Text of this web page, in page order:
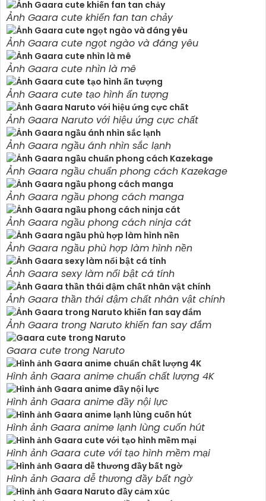
Ảnh Gaara cute khiến fan tan chảy
Ảnh Gaara cute ngọt ngào và đáng yêu
Ảnh Gaara cute nhìn là mê
Ảnh Gaara cute tạo hình ấn tượng
Ảnh Gaara Naruto với hiệu ứng cực chất
Ảnh Gaara ngầu ánh nhìn sắc lạnh
Ảnh Gaara ngầu chuẩn phong cách Kazekage
Ảnh Gaara ngầu phong cách manga
Ảnh Gaara ngầu phong cách ninja cát
Ảnh Gaara ngầu phù hợp làm hình nền
Ảnh Gaara sexy làm nổi bật cá tính
Ảnh Gaara thần thái đậm chất nhân vật chính
Ảnh Gaara trong Naruto khiến fan say đắm
Gaara cute trong Naruto
Hình ảnh Gaara anime chuẩn chất lượng 4K
Hình ảnh Gaara anime đầy nội lực
Hình ảnh Gaara anime lạnh lùng cuốn hút
Hình ảnh Gaara cute với tạo hình mềm mại
Hình ảnh Gaara dễ thương đầy bất ngờ